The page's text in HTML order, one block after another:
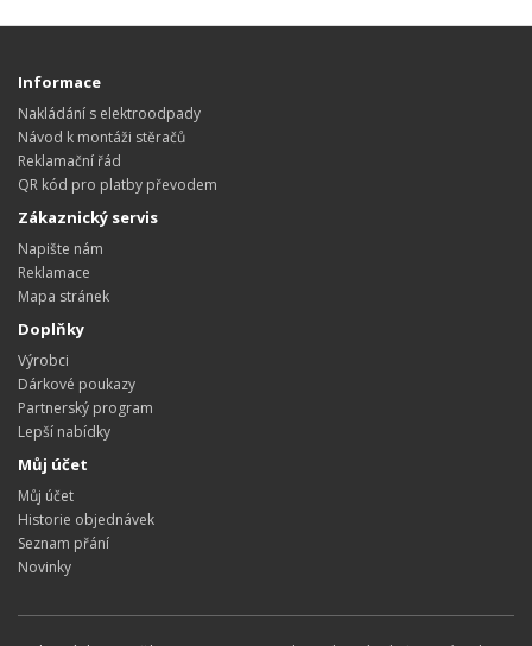
Informace
Nakládání s elektroodpady
Návod k montáži stěračů
Reklamační řád
QR kód pro platby převodem
Zákaznický servis
Napište nám
Reklamace
Mapa stránek
Doplňky
Výrobci
Dárkové poukazy
Partnerský program
Lepší nabídky
Můj účet
Můj účet
Historie objednávek
Seznam přání
Novinky